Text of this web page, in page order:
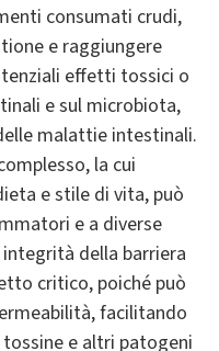
consumati crudi,
e raggiungere
effetti tossici o
e sul microbiota,
malattie intestinali.
la cui
e stile di vita, può
e a diverse
della barriera
critico, poiché può
facilitando
e altri patogeni